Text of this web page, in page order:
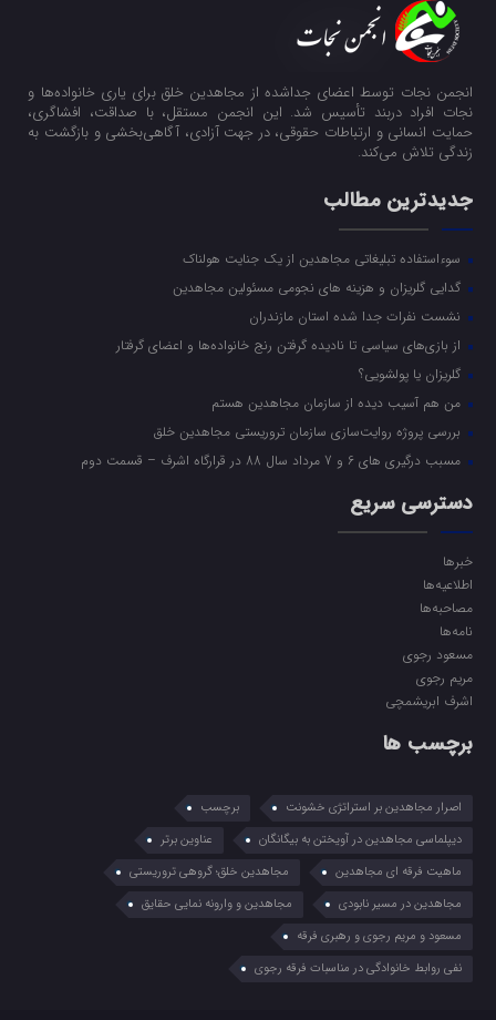
انجمن نجات توسط اعضای جداشده از مجاهدین خلق برای یاری خانواده‌ها و
نجات افراد دربند تأسیس شد. این انجمن مستقل، با صداقت، افشاگری،
حمایت انسانی و ارتباطات حقوقی، در جهت آزادی، آگاهی‌بخشی و بازگشت به
زندگی تلاش می‌کند.
جدیدترین مطالب
سوءاستفاده تبلیغاتی مجاهدین از یک جنایت هولناک
گدایی گلریزان و هزینه های نجومی مسئولین مجاهدین
نشست نفرات جدا شده استان مازندران
از بازی‌های سیاسی تا نادیده گرفتن رنج خانواده‌ها و اعضای گرفتار
گلریزان یا پولشویی؟
من هم آسیب دیده از سازمان مجاهدین هستم
بررسی پروژه روایت‌سازی سازمان تروریستی مجاهدین خلق
مسبب درگیری های 6 و 7 مرداد سال 88 در قرارگاه اشرف – قسمت دوم
دسترسی سریع
خبرها
اطلاعیه‌ها
مصاحبه‌ها
نامه‌ها
مسعود رجوی
مریم رجوی
اشرف ابریشمچی
برچسب ها
اصرار مجاهدین بر استراتژی خشونت
برچسب
دیپلماسی مجاهدین در آویختن به بیگانگان
عناوین برتر
ماهیت فرقه ای مجاهدین
مجاهدین خلق؛ گروهی تروریستی
مجاهدین در مسیر نابودی
مجاهدین و وارونه نمایی حقایق
مسعود و مریم رجوی و رهبری فرقه
نفی روابط خانوادگی در مناسبات فرقه رجوی